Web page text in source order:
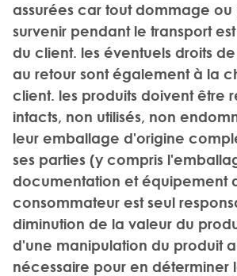
assurées car tout dommage
survenir pendant le transport
du client. les éventuels droits
au retour sont également à la
client. les produits doivent être
intacts, non utilisés, non
leur emballage d'origine
ses parties (y compris
documentation et équipement
consommateur est seul
diminution de la valeur du
d'une manipulation du produit
nécessaire pour en déterminer